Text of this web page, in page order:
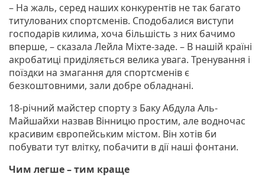
– На жаль, серед наших конкурентів не так багато
титулованих спортсменів. Сподобалися виступи
господарів килима, хоча більшість з них бачимо
вперше, – сказала Лейла Міхте-заде. – В нашій країні
акробатиці приділяється велика увага. Тренування і
поїздки на змагання для спортсменів є
безкоштовними, зали добре обладнані.
18-річний майстер спорту з Баку Абдула Аль-
Майшайхи назвав Вінницю простим, але водночас
красивим європейським містом. Він хотів би
побувати тут влітку, побачити в дії наші фонтани.
Чим легше – тим краще